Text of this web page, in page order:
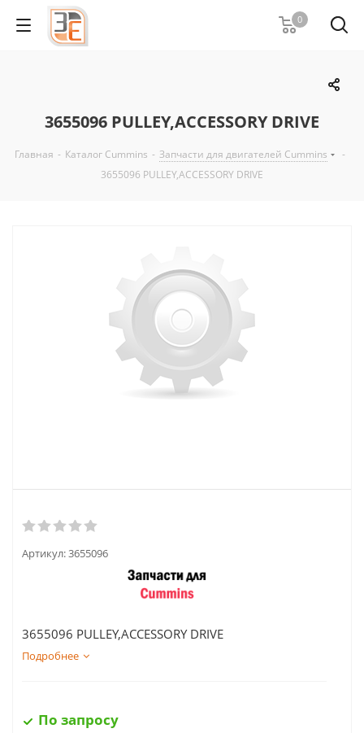
0
3655096 PULLEY,ACCESSORY DRIVE
Главная - Каталог Cummins - Запчасти для двигателей Cummins
-
3655096 PULLEY,ACCESSORY DRIVE
Артикул:3655096
3655096 PULLEY,ACCESSORY DRIVE
Подробнее
По запросу